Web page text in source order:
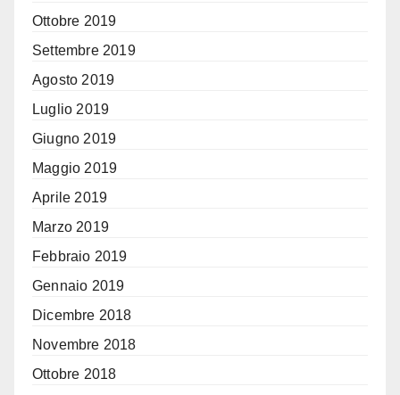
Ottobre 2019
Settembre 2019
Agosto 2019
Luglio 2019
Giugno 2019
Maggio 2019
Aprile 2019
Marzo 2019
Febbraio 2019
Gennaio 2019
Dicembre 2018
Novembre 2018
Ottobre 2018